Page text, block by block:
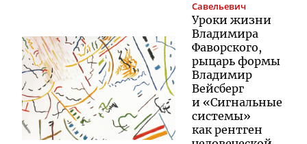
Савельевич
Уроки жизни
Владимира
Фаворского,
рыцарь формы
Владимир
Вейсберг
и «Сигнальные
системы»
как рентген